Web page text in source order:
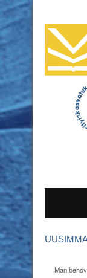
Man